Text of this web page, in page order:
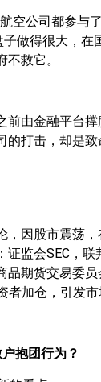
空公司都参与
做得很大，在
救它。
前由金融平台
打击，却是致
，因股市震荡
证监会SEC，联
品期货交易委
者加仓，引发市
抱团行为？